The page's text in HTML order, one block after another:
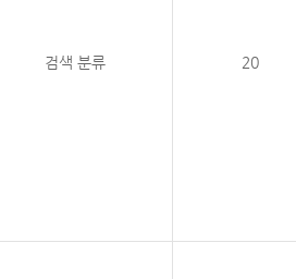
검색 분류 20